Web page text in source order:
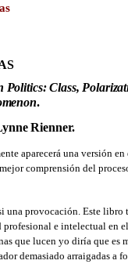
Politics: Class,
.
Rienner.
aparecerá una versión en
comprensión del
provocación. Este libro
profesional e intelectual en
que lucen yo diría que es
demasiado arraigadas a